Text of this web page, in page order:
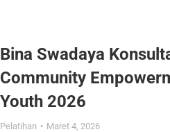
Bina Swadaya
Community
Youth 2026
Pelatihan Maret 4, 2026